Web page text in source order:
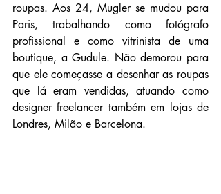
roupas. Aos 24, Mugler se mudou para
Paris, trabalhando como fotógrafo
profissional e como vitrinista de uma
boutique, a Gudule. Não demorou para
que ele começasse a desenhar as roupas
que lá eram vendidas, atuando como
designer freelancer também em lojas de
Londres, Milão e Barcelona.